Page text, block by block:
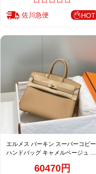
佐川急便 HOT
エルメス バーキン スーパーコピー
ハンドバッグ キャメルベージュ ゴ
60470円